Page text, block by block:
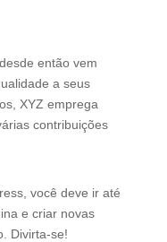
então vem
a seus
XYZ emprega
contribuições
você deve ir até
e criar novas
Divirta-se!